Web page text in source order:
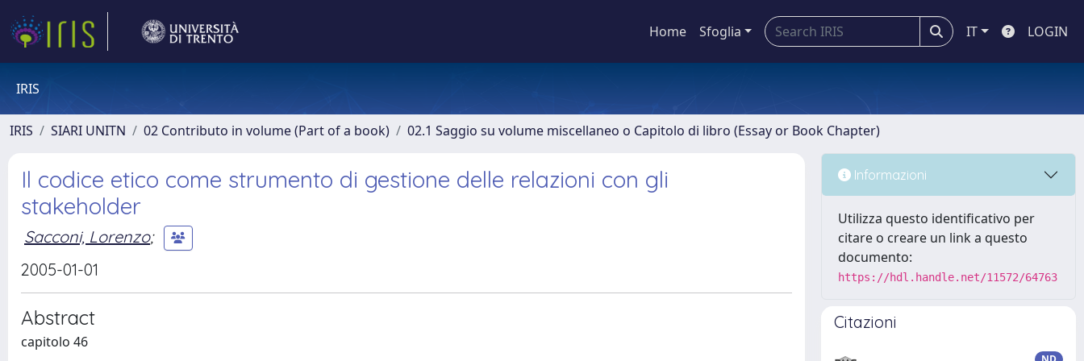
Home Sfoglia IT LOGIN
IRIS
IRIS SIARI UNITN 02 Contributo in volume (Part of a book) 02.1 Saggio su volume miscellaneo o Capitolo di libro (Essay or Book Chapter)
Il codice etico come strumento di gestione delle relazioni con gli
stakeholder
Sacconi, Lorenzo;
2005-01-01
Abstract
capitolo 46
Informazioni
Utilizza questo identificativo per
citare o creare un link a questo
documento:
https://hdl.handle.net/11572/64763
Citazioni